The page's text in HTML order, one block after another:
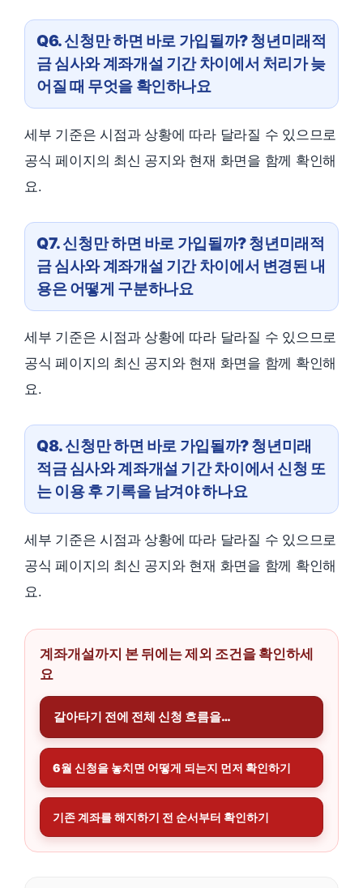
Q6. 신청만 하면 바로 가입될까? 청년미래적
금 심사와 계좌개설 기간 차이에서 처리가 늦
어질 때 무엇을 확인하나요
세부 기준은 시점과 상황에 따라 달라질 수 있으므로
공식 페이지의 최신 공지와 현재 화면을 함께 확인해
요.
Q7. 신청만 하면 바로 가입될까? 청년미래적
금 심사와 계좌개설 기간 차이에서 변경된 내
용은 어떻게 구분하나요
세부 기준은 시점과 상황에 따라 달라질 수 있으므로
공식 페이지의 최신 공지와 현재 화면을 함께 확인해
요.
Q8. 신청만 하면 바로 가입될까? 청년미래
적금 심사와 계좌개설 기간 차이에서 신청 또
는 이용 후 기록을 남겨야 하나요
세부 기준은 시점과 상황에 따라 달라질 수 있으므로
공식 페이지의 최신 공지와 현재 화면을 함께 확인해
요.
계좌개설까지 본 뒤에는 제외 조건을 확인하세
요
갈아타기 전에 전체 신청 흐름을…
6월 신청을 놓치면 어떻게 되는지 먼저 확인하기
기존 계좌를 해지하기 전 순서부터 확인하기